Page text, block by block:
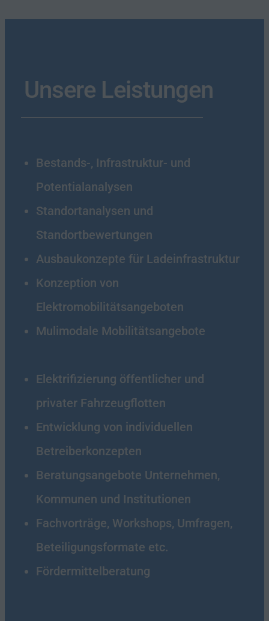
Unsere Leistungen
Bestands-, Infrastruktur- und
Potentialanalysen
Standortanalysen und
Standortbewertungen
Ausbaukonzepte für Ladeinfrastruktur
Konzeption von
Elektromobilitätsangeboten
Mulimodale Mobilitätsangebote
Elektrifizierung öffentlicher und
privater Fahrzeugflotten
Entwicklung von individuellen
Betreiberkonzepten
Beratungsangebote Unternehmen,
Kommunen und Institutionen
Fachvorträge, Workshops, Umfragen,
Beteiligungsformate etc.
Fördermittelberatung